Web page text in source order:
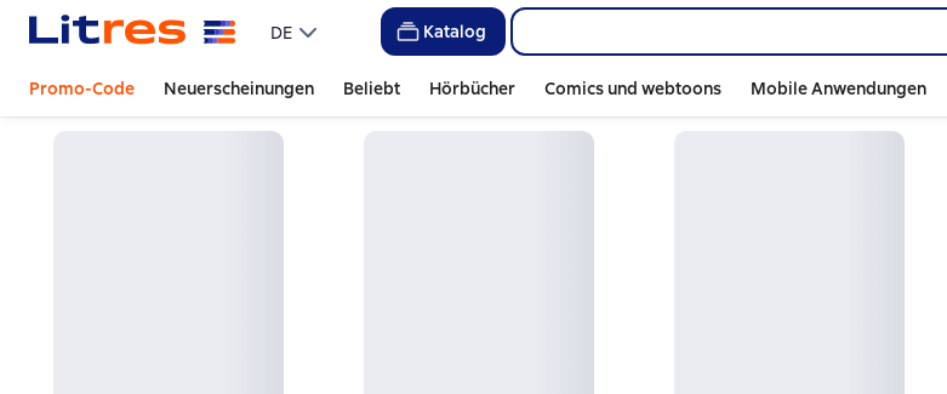
DE Katalog
Promo-Code Neuerscheinungen Beliebt Hörbücher Comics und webtoons Mobile Anwendungen